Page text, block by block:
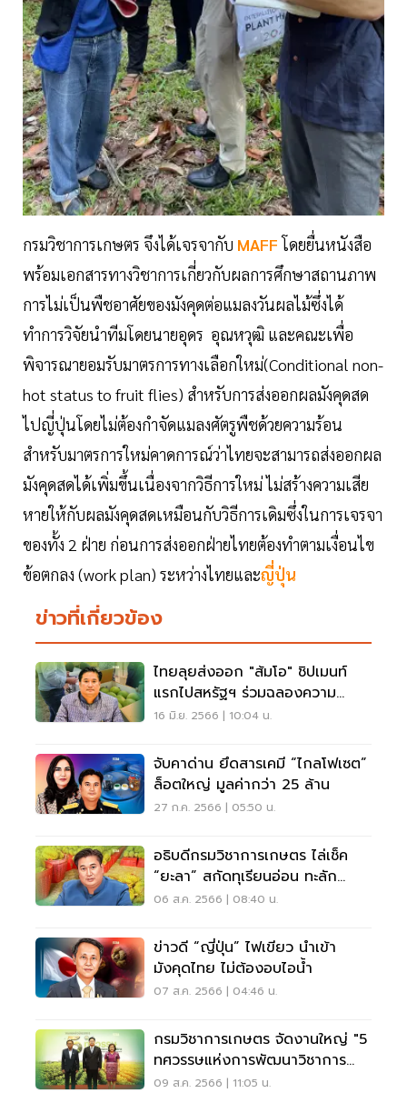
กรมวิชาการเกษตร จึงได้เจรจากับ MAFFโดยยื่นหนังสือ
พร้อมเอกสารทางวิชาการเกี่ยวกับผลการศึกษาสถานภาพ
การไม่เป็นพืชอาศัยของมังคุดต่อแมลงวันผลไม้ซึ่งได้
ทำการวิจัยนำทีมโดยนายอุดร อุณหวุฒิ และคณะเพื่อ
พิจารณายอมรับมาตรการทางเลือกใหม่(Conditional non-
hot status to fruit flies) สำหรับการส่งออกผลมังคุดสด
ไปญี่ปุ่นโดยไม่ต้องกำจัดแมลงศัตรูพืชด้วยความร้อน
สำหรับมาตรการใหม่คาดการณ์ว่าไทยจะสามารถส่งออกผล
มังคุดสดได้เพิ่มขึ้นเนื่องจากวิธีการใหม่ ไม่สร้างความเสีย
หายให้กับผลมังคุดสดเหมือนกับวิธีการเดิมซึ่งในการเจรจา
ของทั้ง 2 ฝ่าย ก่อนการส่งออกฝ่ายไทยต้องทำตามเงื่อนไข
ข้อตกลง (work plan) ระหว่างไทยและญี่ปุ่น
ข่าวที่เกี่ยวข้อง
ไทยลุยส่งออก "ส้มโอ" ชิปเมนท์
แรกไปสหรัฐฯ ร่วมฉลองความ
สัมพันธ์ 190 ปี
16 มิ.ย. 2566 | 10:04 น.
จับคาด่าน ยึดสารเคมี “ไกลโฟเซต”
ล็อตใหญ่ มูลค่ากว่า 25 ล้าน
27 ก.ค. 2566 | 05:50 น.
อธิบดีกรมวิชาการเกษตร ไล่เช็ค
“ยะลา” สกัดทุเรียนอ่อน ทะลัก
ตลาดจีน
06 ส.ค. 2566 | 08:40 น.
ข่าวดี “ญี่ปุ่น” ไฟเขียว นำเข้า
มังคุดไทย ไม่ต้องอบไอน้ำ
07 ส.ค. 2566 | 04:46 น.
กรมวิชาการเกษตร จัดงานใหญ่ "5
ทศวรรษแห่งการพัฒนาวิชาการ
เกษตรไทยฯ"
09 ส.ค. 2566 | 11:05 น.